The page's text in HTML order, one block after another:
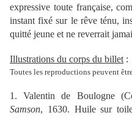
expressive toute française,
instant fixé sur le rêve ténu,
quitté jeune et ne reverrait
Illustrations du corps du billet :
Toutes les reproductions peuvent
1. Valentin de Boulogne
Samson, 1630. Huile sur